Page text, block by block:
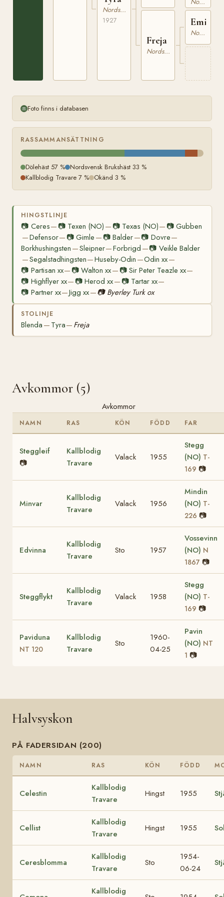
Nordsvensk Brukshäst
1927
Freja
Nordsvensk Brukshäst
16
Emir
Nordsvensk Brukshäst
Foto finns i databasen
RASSAMMANSÄTTNING
Dölehäst 57 % Nordsvensk Brukshäst 33 %
Kallblodig Travare 7 % Okänd 3 %
HINGSTLINJE
📷 Ceres— 📷 Texen (NO) — 📷 Texas (NO)— 📷 Gubben
—Defensor— 📷Gimle — 📷Balder—📷 Dovre—
Borkhushingsten —Sleipner—Forbrigd —📷 Veikle Balder
—Segalstadhingsten—Huseby-Odin —Odin xx—
📷 Partisan xx— 📷Walton xx— 📷 Sir Peter Teazle xx—
📷 Highflyer xx— 📷Herod xx— 📷 Tartar xx—
📷 Partner xx—Jigg xx—📷 Byerley Turk ox
STOLINJE
Blenda — Tyra— Freja
Avkommor (5)
Avkommor
NAMN RAS KÖN FÖDD FAR
Steggleif
📷
Kallblodig
Travare
Valack 1955
Stegg
(NO) T-
169 📷
Minvar
Kallblodig
Travare
Valack 1956
Mindin
(NO) T-
226 📷
Edvinna
Kallblodig
Travare
Sto 1957
Vossevinn
(NO) N
1867 📷
Steggflykt
Kallblodig
Travare
Valack 1958
Stegg
(NO) T-
169 📷
Paviduna
NT 120
Kallblodig
Travare
Sto
1960-
04-25
Pavin
(NO) NT
1 📷
Halvsyskon
PÅ FADERSIDAN (200)
NAMN RAS KÖN FÖDD
Celestin
Kallblodig
Travare
Hingst 1955
Cellist
Kallblodig
Travare
Hingst 1955
Ceresblomma
Kallblodig
Travare
Sto
1954-
06-24
Kallblodig